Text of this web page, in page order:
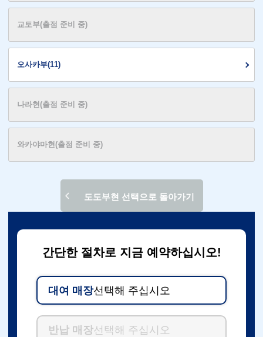
교토부(출점 준비 중)
오사카부(11)
나라현(출점 준비 중)
와카야마현(출점 준비 중)
도도부현 선택으로 돌아가기
간단한 절차로 지금 예약하십시오!
대여 매장선택해 주십시오
반납 매장선택해 주십시오